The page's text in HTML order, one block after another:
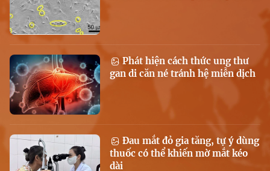
Phát hiện cách thức ung thư
gan di căn né tránh hệ miễn dịch
Đau mắt đỏ gia tăng, tự ý dùng
thuốc có thể khiến mờ mắt kéo
dài